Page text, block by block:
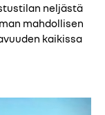
neljästä
mahdollisen
kaikissa